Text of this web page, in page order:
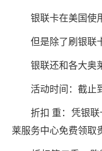
银联卡在美国使
但是除了刷银联
银联还和各大奥莱
活动时间：截止
折扣 重：凭银联
莱服务中心免费领取